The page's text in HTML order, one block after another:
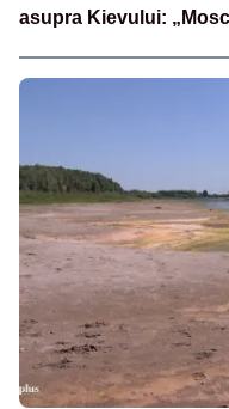
asupra Kievului: